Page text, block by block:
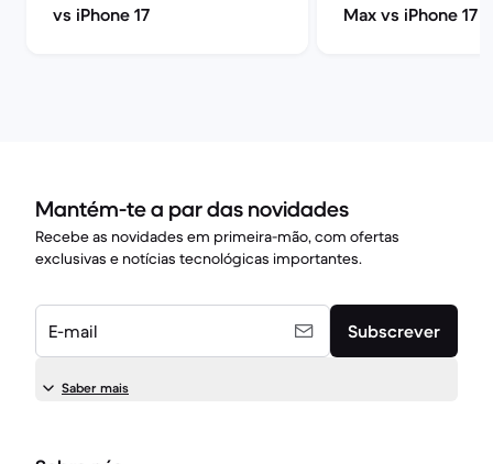
vs iPhone 17
Max vs iPhone 17
Mantém-te a par das novidades
Recebe as novidades em primeira-mão, com ofertas
exclusivas e notícias tecnológicas importantes.
E-mail Subscrever
Saber mais